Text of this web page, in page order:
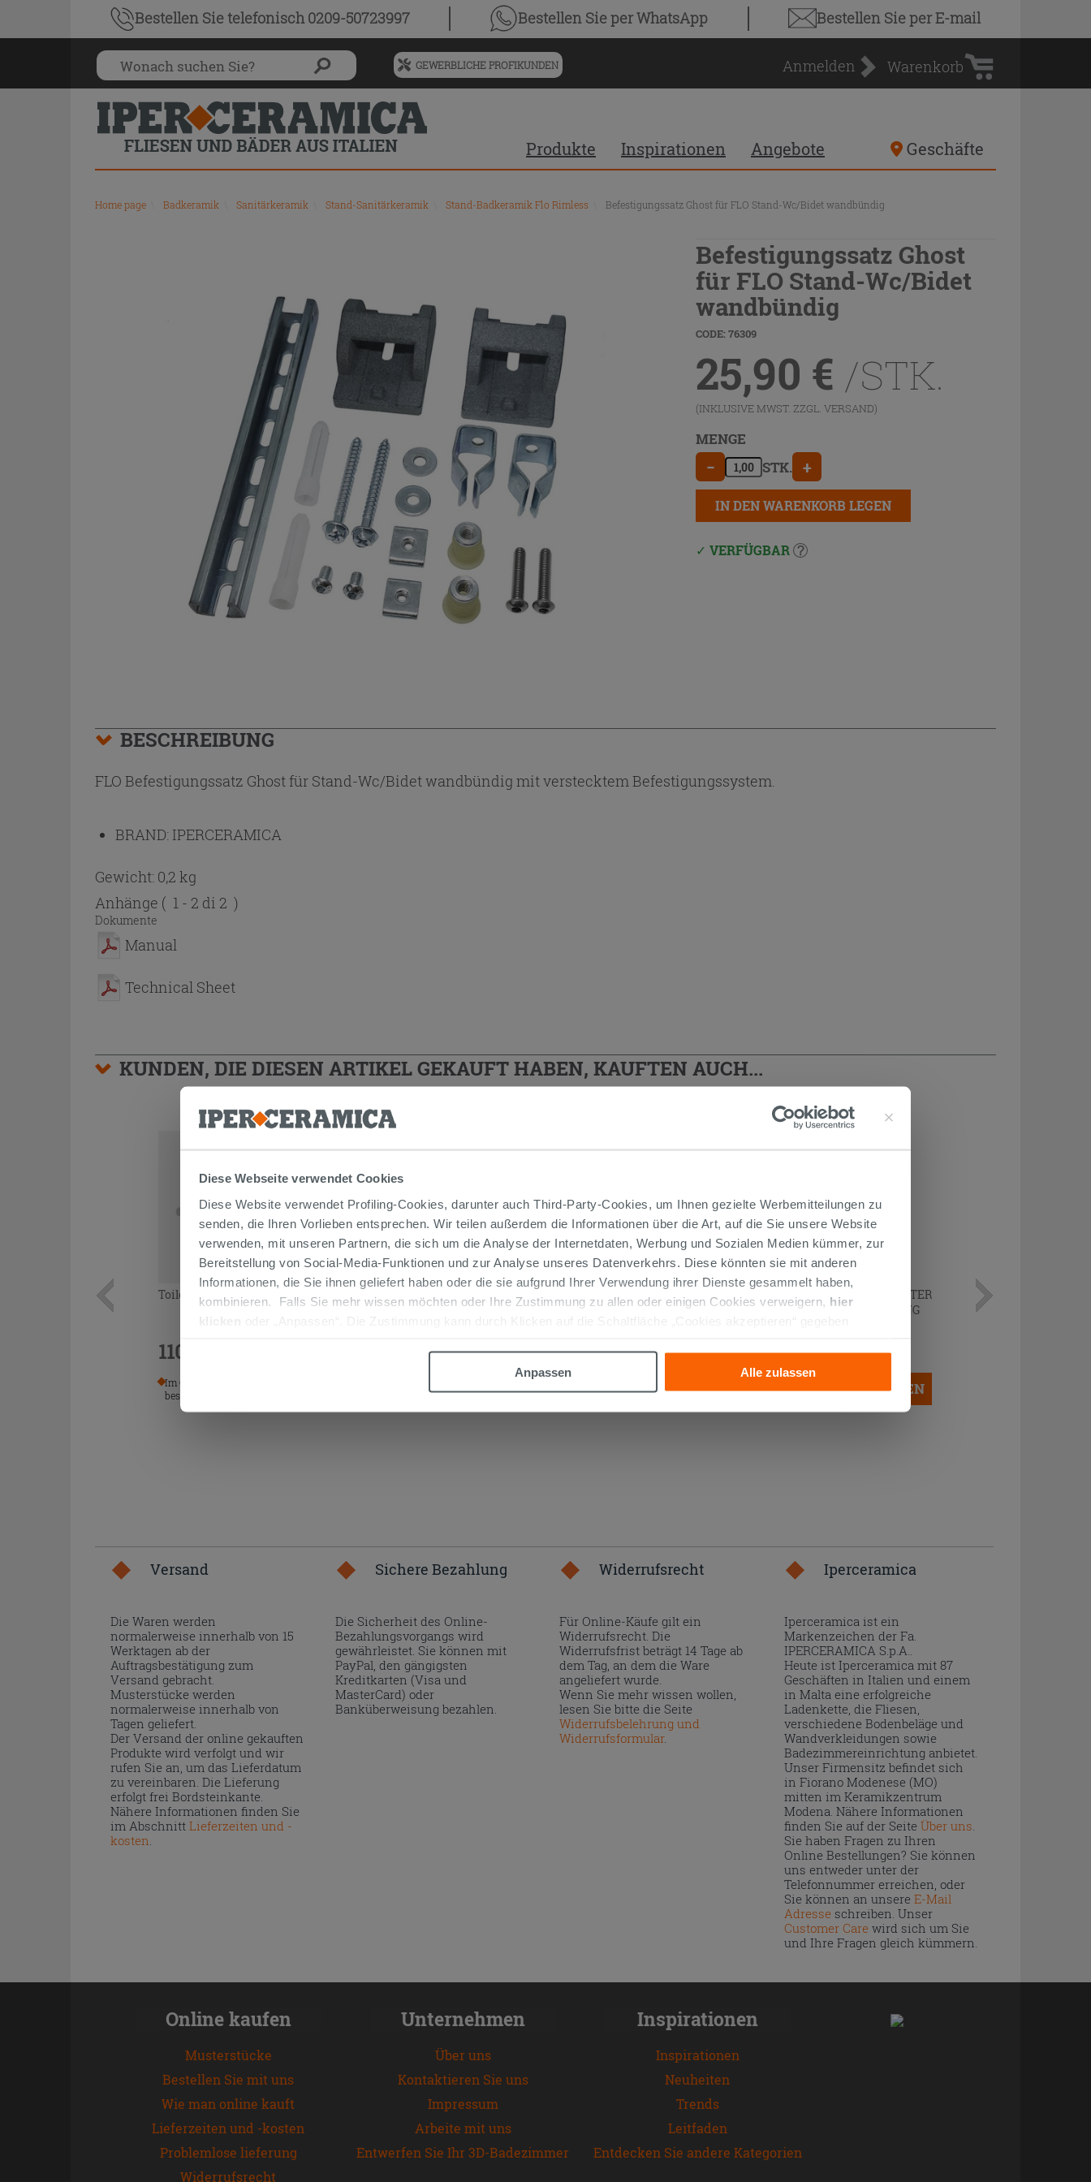
Diese Webseite verwendet Cookies
Diese Website verwendet Profiling-Cookies, darunter auch Third-Party-Cookies, um Ihnen gezielte Werbemitteilungen zu
senden, die Ihren Vorlieben entsprechen. Wir teilen außerdem die Informationen über die Art, auf die Sie unsere Website
verwenden, mit unseren Partnern, die sich um die Analyse der Internetdaten, Werbung und Sozialen Medien kümmer, zur
Bereitstellung von Social-Media-Funktionen und zur Analyse unseres Datenverkehrs. Diese könnten sie mit anderen
Informationen, die Sie ihnen geliefert haben oder die sie aufgrund Ihrer Verwendung ihrer Dienste gesammelt haben,
kombinieren. Falls Sie mehr wissen möchten oder Ihre Zustimmung zu allen oder einigen Cookies verweigern, hier
klicken
oder „Anpassen“. Die Zustimmung kann durch Klicken auf die Schaltfläche „Cookies akzeptieren“ gegeben
Anpassen
Alle zulassen
Bestellen Sietelefonisch 0209-50723997 Bestellen Sieper WhatsApp Bestellen Sieper E-mail
Menü
für
vorgeschlagenen
Siteinhalt
und
Suchprotokoll
GEWERBLICHE PROFIKUNDEN Anmelden
Warenkorb
Warenkorb
Produkte Inspirationen Angebote Geschäfte
Home page Badkeramik Sanitärkeramik Stand-Sanitärkeramik Stand-Badkeramik Flo Rimless Befestigungssatz Ghost für FLO Stand-Wc/Bidet wandbündig
Befestigungssatz Ghost
für FLO Stand-Wc/Bidet
wandbündig
CODE: 76309
25,90 € /STK.
(INKLUSIVE MWST. ZZGL. VERSAND)
MENGE
− STK. +
IN DEN WARENKORB LEGEN
VERFÜGBAR
BESCHREIBUNG
FLO Befestigungssatz Ghost für Stand-Wc/Bidet wandbündig mit verstecktem Befestigungssystem.
BRAND: IPERCERAMICA
Gewicht: 0,2 kg
Anhänge ( 1 - 2 di 2 )
Dokumente
Manual
Technical Sheet
KUNDEN, DIE DIESEN ARTIKEL GEKAUFT HABEN, KAUFTEN AUCH...
Toilettensitz FLAT Flo Weiß Glänzend
110,90 €
Im Geschäft oder über den Kundenservice
bestellbar
SIPHON FÜR BIDET 11/4 'S'-FÖRMIG
MESSING CHROM
19,90 € /STK.
IN DEN WARENKORB LEGEN
KURVENPAAR ZUR MONTAGE UNTER
DEM WASCHBECKEN 45° MESSING
14,90 € /STK.
IN DEN WARENKORB LEGEN
Versand
Die Waren werden
normalerweise innerhalb von 15
Werktagen ab der
Auftragsbestätigung zum
Versand gebracht.
Musterstücke werden
normalerweise innerhalb von
Tagen geliefert.
Der Versand der online gekauften
Produkte wird verfolgt und wir
rufen Sie an, um das Lieferdatum
zu vereinbaren. Die Lieferung
erfolgt frei Bordsteinkante.
Nähere Informationen finden Sie
im Abschnitt Lieferzeiten und -
kosten.
Sichere Bezahlung
Die Sicherheit des Online-
Bezahlungsvorgangs wird
gewährleistet. Sie können mit
PayPal, den gängigsten
Kreditkarten (Visa und
MasterCard) oder
Banküberweisung bezahlen.
Widerrufsrecht
Für Online-Käufe gilt ein
Widerrufsrecht. Die
Widerrufsfrist beträgt 14 Tage ab
dem Tag, an dem die Ware
angeliefert wurde.
Wenn Sie mehr wissen wollen,
lesen Sie bitte die Seite
Widerrufsbelehrung und
Widerrufsformular.
Iperceramica
Iperceramica ist ein
Markenzeichen der Fa.
IPERCERAMICA S.p.A..
Heute ist Iperceramica mit 87
Geschäften in Italien und einem
in Malta eine erfolgreiche
Ladenkette, die Fliesen,
verschiedene Bodenbeläge und
Wandverkleidungen sowie
Badezimmereinrichtung anbietet.
Unser Firmensitz befindet sich
in Fiorano Modenese (MO)
mitten im Keramikzentrum
Modena. Nähere Informationen
finden Sie auf der Seite Über uns.
Sie haben Fragen zu Ihren
Online Bestellungen? Sie können
uns entweder unter der
Telefonnummer erreichen, oder
Sie können an unsere E-Mail
Adresseschreiben. Unser
Customer Carewird sich um Sie
und Ihre Fragen gleich kümmern.
Online kaufen
Musterstücke
Bestellen Sie mit uns
Wie man online kauft
Lieferzeiten und -kosten
Problemlose lieferung
Widerrufsrecht
Unternehmen
Über uns
Kontaktieren Sie uns
Impressum
Arbeite mit uns
Entwerfen Sie Ihr 3D-Badezimmer
Inspirationen
Inspirationen
Neuheiten
Trends
Leitfaden
Entdecken Sie andere Kategorien